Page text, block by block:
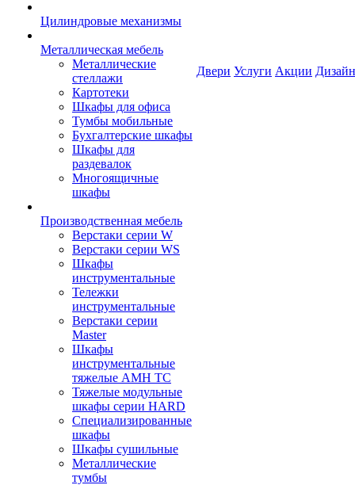
Цилиндровые механизмы
Металлическая мебель
Металлические
стеллажи
Картотеки
Шкафы для офиса
Тумбы мобильные
Бухгалтерские шкафы
Шкафы для
раздевалок
Многоящичные
шкафы
Производственная мебель
Верстаки серии W
Верстаки серии WS
Шкафы
инструментальные
Тележки
инструментальные
Верстаки серии
Master
Шкафы
инструментальные
тяжелые AMH TC
Тяжелые модульные
шкафы серии HARD
Cпециализированные
шкафы
Шкафы сушильные
Металлические
тумбы
Двери Услуги Акции